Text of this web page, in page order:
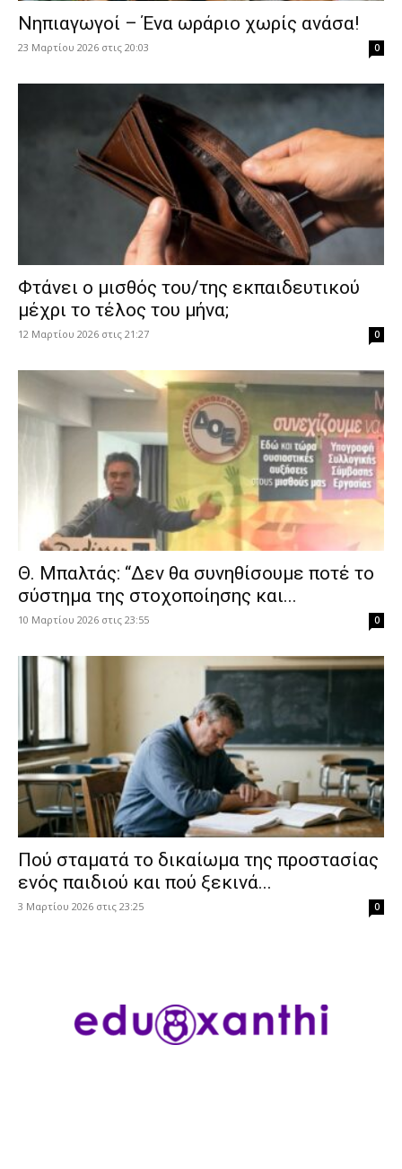
Νηπιαγωγοί – Ένα ωράριο χωρίς ανάσα!
23 Μαρτίου 2026 στις 20:03 0
Φτάνει ο μισθός του/της εκπαιδευτικού
μέχρι το τέλος του μήνα;
12 Μαρτίου 2026 στις 21:27 0
Θ. Μπαλτάς: “Δεν θα συνηθίσουμε ποτέ το
σύστημα της στοχοποίησης και...
10 Μαρτίου 2026 στις 23:55 0
Πού σταματά το δικαίωμα της προστασίας
ενός παιδιού και πού ξεκινά...
3 Μαρτίου 2026 στις 23:25 0